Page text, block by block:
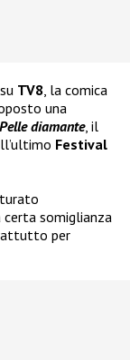
TV8, la comica
una
Pelle diamante, il
Festival
certa somiglianza
per